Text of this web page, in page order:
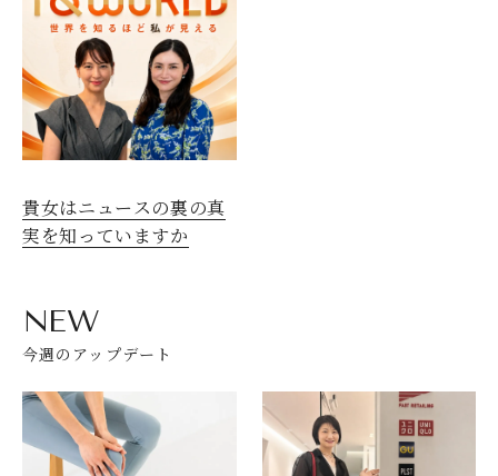
貴女はニュースの裏の真
実を知っていますか
NEW
今週のアップデート